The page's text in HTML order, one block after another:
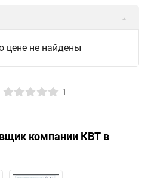
цене не найдены
1
компании КВТ в